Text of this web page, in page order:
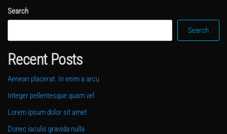
Search
Search
Recent Posts
Aenean placerat. In enim a arcu
Integer pellentesque quam vel
Lorem ipsum dolor sit amet
Donec iaculis gravida nulla